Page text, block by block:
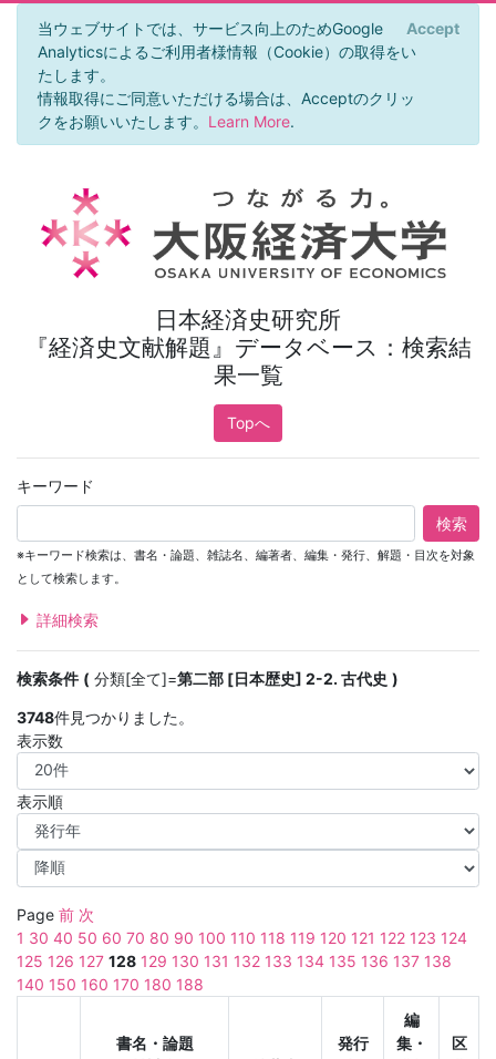
当ウェブサイトでは、サービス向上のためGoogle
Analyticsによるご利用者様情報（Cookie）の取得をい
たします。
情報取得にご同意いただける場合は、Acceptのクリッ
クをお願いいたします。 Learn More.
Accept
日本経済史研究所
『経済史文献解題』データベース：検索結
果一覧
Topへ
キーワード
検索
※キーワード検索は、書名・論題、雑誌名、編著者、編集・発行、解題・目次を対象
として検索します。
詳細検索
検索条件 分類[全て]=第二部 [日本歴史] 2-2. 古代史
3748件見つかりました。
表示数
表示順
Page 前 次
1 30 40 50 60 70 80 90 100 110 118 119 120 121 122 123 124
125 126 127 128 129 130 131 132 133 134 135 136 137 138
140 150 160 170 180 188
書名・論題
発行
編
集・
区
×